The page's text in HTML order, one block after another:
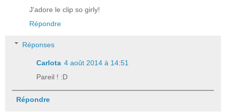
J'adore le clip so girly!
Répondre
Réponses
Carlota 4 août 2014 à 14:51
Pareil ! :D
Répondre